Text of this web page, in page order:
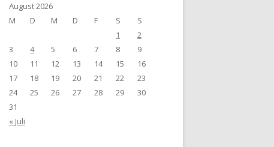
August 2026
M
D M D F S
S
1
2
3
4 5 6 7 8
9
10
11 12 13 14 15
16
17
18 19 20 21 22
23
24
25 26 27 28 29
30
31
« Juli